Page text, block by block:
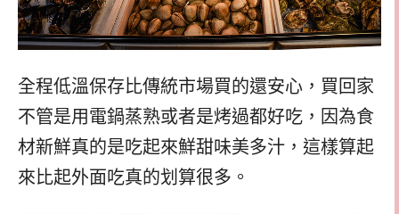
全程低溫保存比傳統市場買的還安心，買回家
不管是用電鍋蒸熟或者是烤過都好吃，因為食
材新鮮真的是吃起來鮮甜味美多汁，這樣算起
來比起外面吃真的划算很多。